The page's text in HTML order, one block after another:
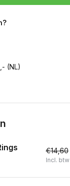
(NL)
€14,60
Incl. btw